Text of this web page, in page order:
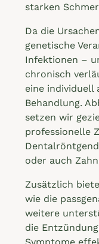
starken
Da die
genetische
Infektionen –
chronisch
eine individuell
Behandlung.
setzen wir
professionelle
oder auch
Zusätzlich
wie die
weitere
die